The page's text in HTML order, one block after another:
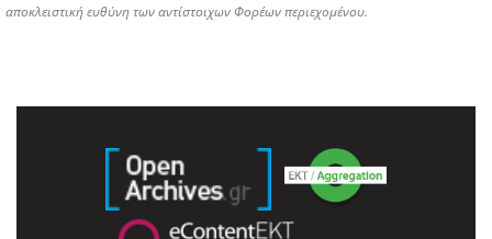
αποκλειστική ευθύνη των αντίστοιχων Φορέων περιεχομένου.